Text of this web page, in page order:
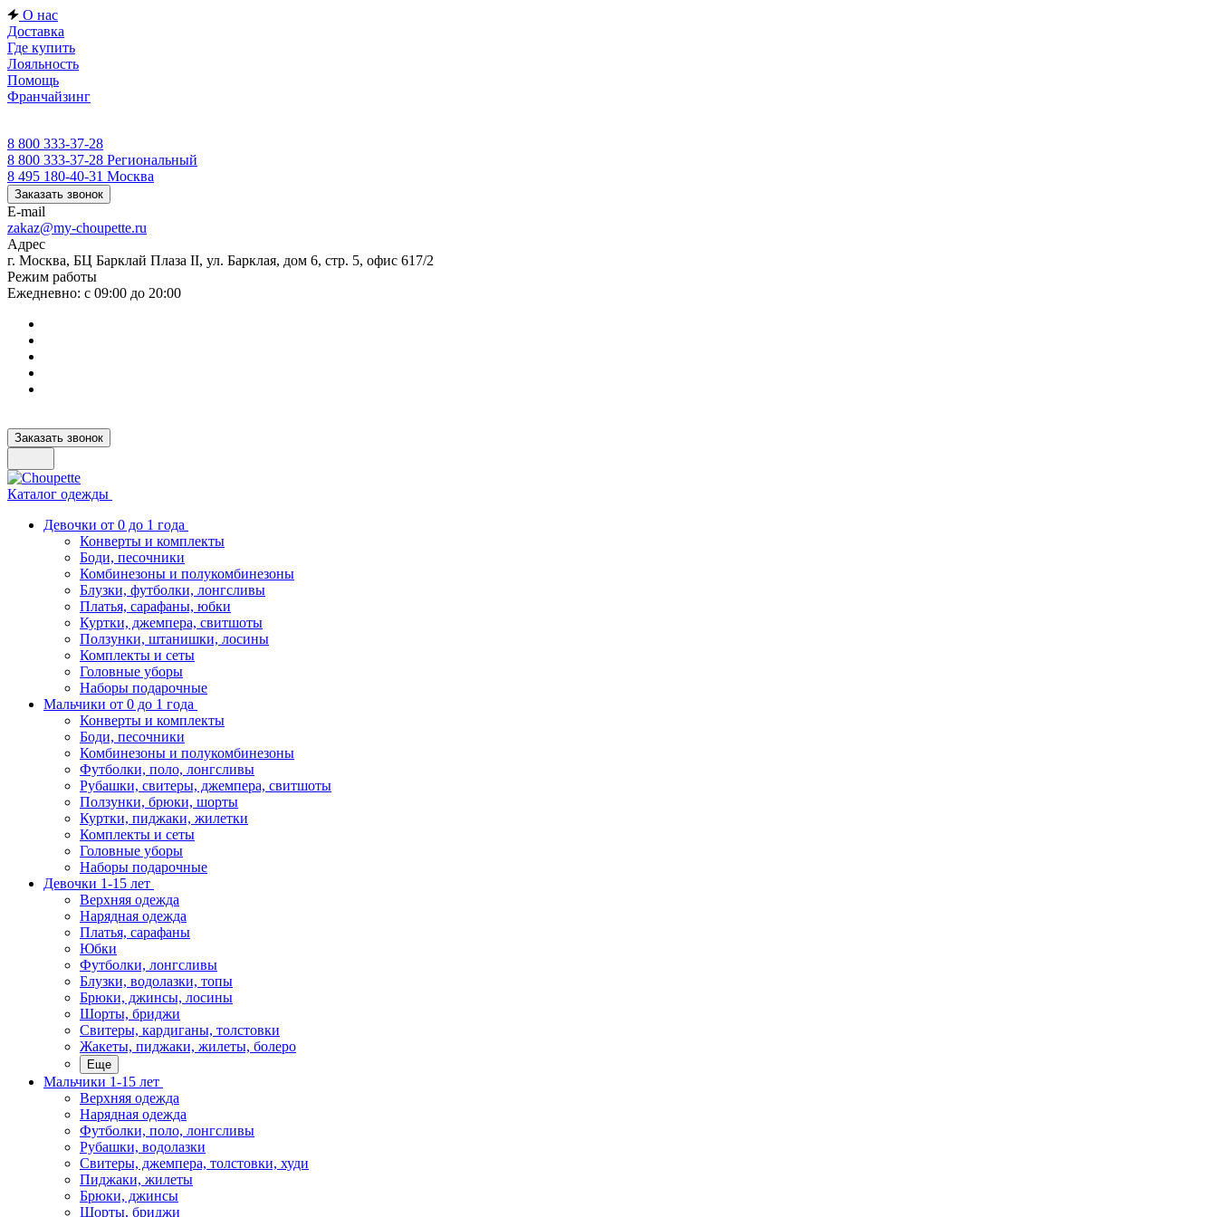
О нас
Доставка
Где купить
Лояльность
Помощь
Франчайзинг
8 800 333-37-28
8 800 333-37-28 Региональный
8 495 180-40-31 Москва
Заказать звонок
E-mail
zakaz@my-choupette.ru
Адрес
г. Москва, БЦ Барклай Плаза II, ул. Барклая, дом 6, стр. 5, офис 617/2
Режим работы
Ежедневно: с 09:00 до 20:00
Заказать звонок
Каталог одежды
Девочки от 0 до 1 года
Конверты и комплекты
Боди, песочники
Комбинезоны и полукомбинезоны
Блузки, футболки, лонгсливы
Платья, сарафаны, юбки
Куртки, джемпера, свитшоты
Ползунки, штанишки, лосины
Комплекты и сеты
Головные уборы
Наборы подарочные
Мальчики от 0 до 1 года
Конверты и комплекты
Боди, песочники
Комбинезоны и полукомбинезоны
Футболки, поло, лонгсливы
Рубашки, свитеры, джемпера, свитшоты
Ползунки, брюки, шорты
Куртки, пиджаки, жилетки
Комплекты и сеты
Головные уборы
Наборы подарочные
Девочки 1-15 лет
Верхняя одежда
Нарядная одежда
Платья, сарафаны
Юбки
Футболки, лонгсливы
Блузки, водолазки, топы
Брюки, джинсы, лосины
Шорты, бриджи
Свитеры, кардиганы, толстовки
Жакеты, пиджаки, жилеты, болеро
Еще
Мальчики 1-15 лет
Верхняя одежда
Нарядная одежда
Футболки, поло, лонгсливы
Рубашки, водолазки
Свитеры, джемпера, толстовки, худи
Пиджаки, жилеты
Брюки, джинсы
Шорты, бриджи